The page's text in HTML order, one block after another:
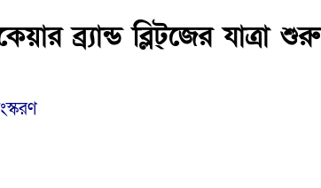
ব্র্যান্ড ব্লিট্‌জের যাত্রা শুরু